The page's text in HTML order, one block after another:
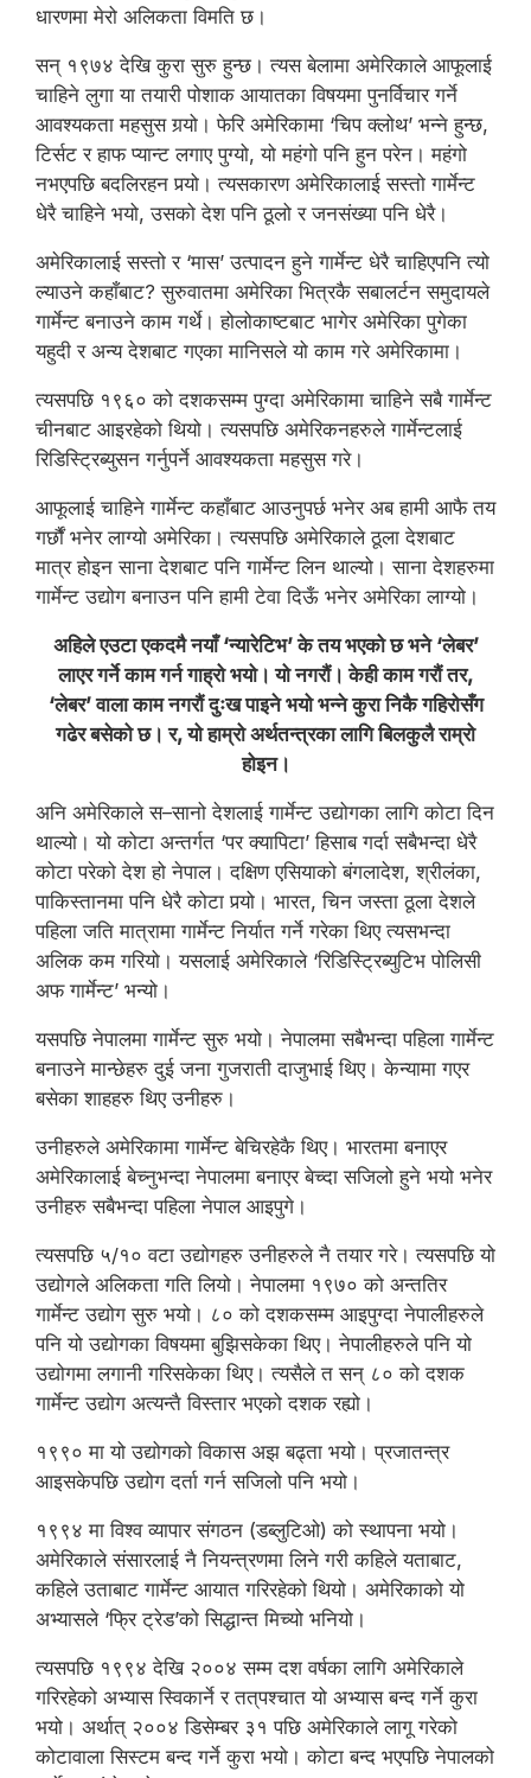
धारणमा मेरो अलिकता विमति छ।
सन् १९७४ देखि कुरा सुरु हुन्छ। त्यस बेलामा अमेरिकाले आफूलाई
चाहिने लुगा या तयारी पोशाक आयातका विषयमा पुनर्विचार गर्ने
आवश्यकता महसुस गर्‍यो। फेरि अमेरिकामा ‘चिप क्लोथ’ भन्ने हुन्छ,
टिर्सट र हाफ प्यान्ट लगाए पुग्यो, यो महंगो पनि हुन परेन। महंगो
नभएपछि बदलिरहन पर्‍यो। त्यसकारण अमेरिकालाई सस्तो गार्मेन्ट
धेरै चाहिने भयो, उसको देश पनि ठूलो र जनसंख्या पनि धेरै।
अमेरिकालाई सस्तो र ‘मास’ उत्पादन हुने गार्मेन्ट धेरै चाहिएपनि त्यो
ल्याउने कहाँबाट? सुरुवातमा अमेरिका भित्रकै सबालर्टन समुदायले
गार्मेन्ट बनाउने काम गर्थे। होलोकाष्टबाट भागेर अमेरिका पुगेका
यहुदी र अन्य देशबाट गएका मानिसले यो काम गरे अमेरिकामा।
त्यसपछि १९६० को दशकसम्म पुग्दा अमेरिकामा चाहिने सबै गार्मेन्ट
चीनबाट आइरहेको थियो। त्यसपछि अमेरिकनहरुले गार्मेन्टलाई
रिडिस्ट्रिब्युसन गर्नुपर्ने आवश्यकता महसुस गरे।
आफूलाई चाहिने गार्मेन्ट कहाँबाट आउनुपर्छ भनेर अब हामी आफै तय
गर्छौं भनेर लाग्यो अमेरिका। त्यसपछि अमेरिकाले ठूला देशबाट
मात्र होइन साना देशबाट पनि गार्मेन्ट लिन थाल्यो। साना देशहरुमा
गार्मेन्ट उद्योग बनाउन पनि हामी टेवा दिऊँ भनेर अमेरिका लाग्यो।
अहिले एउटा एकदमै नयाँ ‘न्यारेटिभ’ के तय भएको छ भने ‘लेबर’
लाएर गर्ने काम गर्न गाह्रो भयो। यो नगरौं। केही काम गरौं तर,
‘लेबर’ वाला काम नगरौं दुःख पाइने भयो भन्ने कुरा निकै गहिरोसँग
गढेर बसेको छ। र, यो हाम्रो अर्थतन्त्रका लागि बिलकुलै राम्रो
होइन।
अनि अमेरिकाले स–सानो देशलाई गार्मेन्ट उद्योगका लागि कोटा दिन
थाल्यो। यो कोटा अन्तर्गत ‘पर क्यापिटा’ हिसाब गर्दा सबैभन्दा धेरै
कोटा परेको देश हो नेपाल। दक्षिण एसियाको बंगलादेश, श्रीलंका,
पाकिस्तानमा पनि धेरै कोटा पर्‍यो। भारत, चिन जस्ता ठूला देशले
पहिला जति मात्रामा गार्मेन्ट निर्यात गर्ने गरेका थिए त्यसभन्दा
अलिक कम गरियो। यसलाई अमेरिकाले ‘रिडिस्ट्रिब्युटिभ पोलिसी
अफ गार्मेन्ट’ भन्यो।
यसपछि नेपालमा गार्मेन्ट सुरु भयो। नेपालमा सबैभन्दा पहिला गार्मेन्ट
बनाउने मान्छेहरु दुई जना गुजराती दाजुभाई थिए। केन्यामा गएर
बसेका शाहहरु थिए उनीहरु।
उनीहरुले अमेरिकामा गार्मेन्ट बेचिरहेकै थिए। भारतमा बनाएर
अमेरिकालाई बेच्नुभन्दा नेपालमा बनाएर बेच्दा सजिलो हुने भयो भनेर
उनीहरु सबैभन्दा पहिला नेपाल आइपुगे।
त्यसपछि ५/१० वटा उद्योगहरु उनीहरुले नै तयार गरे। त्यसपछि यो
उद्योगले अलिकता गति लियो। नेपालमा १९७० को अन्ततिर
गार्मेन्ट उद्योग सुरु भयो। ८० को दशकसम्म आइपुग्दा नेपालीहरुले
पनि यो उद्योगका विषयमा बुझिसकेका थिए। नेपालीहरुले पनि यो
उद्योगमा लगानी गरिसकेका थिए। त्यसैले त सन् ८० को दशक
गार्मेन्ट उद्योग अत्यन्तै विस्तार भएको दशक रह्यो।
१९९० मा यो उद्योगको विकास अझ बढ्ता भयो। प्रजातन्त्र
आइसकेपछि उद्योग दर्ता गर्न सजिलो पनि भयो।
१९९४ मा विश्व व्यापार संगठन (डब्लुटिओ) को स्थापना भयो।
अमेरिकाले संसारलाई नै नियन्त्रणमा लिने गरी कहिले यताबाट,
कहिले उताबाट गार्मेन्ट आयात गरिरहेको थियो। अमेरिकाको यो
अभ्यासले ‘फ्रि ट्रेड’को सिद्धान्त मिच्यो भनियो।
त्यसपछि १९९४ देखि २००४ सम्म दश वर्षका लागि अमेरिकाले
गरिरहेको अभ्यास स्विकार्ने र तत्‌पश्चात यो अभ्यास बन्द गर्ने कुरा
भयो। अर्थात् २००४ डिसेम्बर ३१ पछि अमेरिकाले लागू गरेको
कोटावाला सिस्टम बन्द गर्ने कुरा भयो। कोटा बन्द भएपछि नेपालको